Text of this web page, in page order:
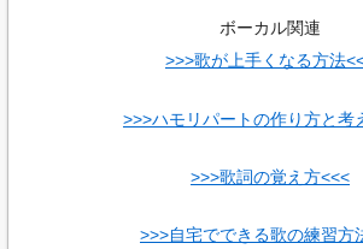
ボーカル関連
>>>歌が上手くなる方法
>>>ハモリパートの作り方と考
>>>歌詞の覚え方<<<
>>>自宅でできる歌の練習方